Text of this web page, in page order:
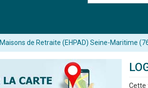
Maisons de Retraite (EHPAD) Seine-Maritime
Cette